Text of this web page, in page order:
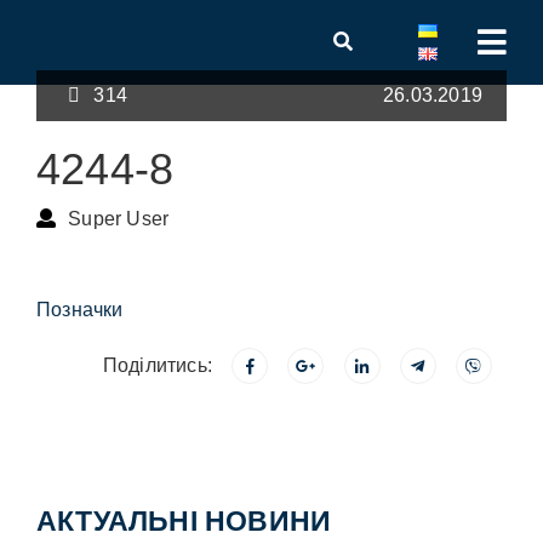
314 26.03.2019
4244-8
Super User
Позначки
Поділитись:
АКТУАЛЬНІ НОВИНИ